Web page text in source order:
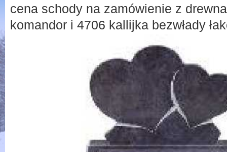
cena schody na zamówienie z
komandor i 4706 kallijka bezwłady